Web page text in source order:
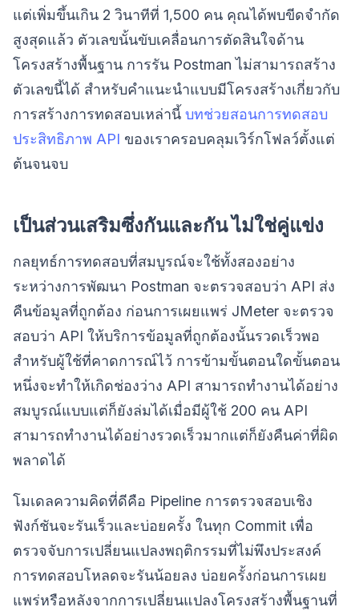
แต่เพิ่มขึ้นเกิน 2 วินาทีที่ 1,500 คน คุณได้พบขีดจำกัด
สูงสุดแล้ว ตัวเลขนั้นขับเคลื่อนการตัดสินใจด้าน
โครงสร้างพื้นฐาน การรัน Postman ไม่สามารถสร้าง
ตัวเลขนี้ได้ สำหรับคำแนะนำแบบมีโครงสร้างเกี่ยวกับ
การสร้างการทดสอบเหล่านี้ บทช่วยสอนการทดสอบ
ประสิทธิภาพ API ของเราครอบคลุมเวิร์กโฟลว์ตั้งแต่
ต้นจนจบ
เป็นส่วนเสริมซึ่งกันและกัน ไม่ใช่คู่แข่ง
กลยุทธ์การทดสอบที่สมบูรณ์จะใช้ทั้งสองอย่าง
ระหว่างการพัฒนา Postman จะตรวจสอบว่า API ส่ง
คืนข้อมูลที่ถูกต้อง ก่อนการเผยแพร่ JMeter จะตรวจ
สอบว่า API ให้บริการข้อมูลที่ถูกต้องนั้นรวดเร็วพอ
สำหรับผู้ใช้ที่คาดการณ์ไว้ การข้ามขั้นตอนใดขั้นตอน
หนึ่งจะทำให้เกิดช่องว่าง API สามารถทำงานได้อย่าง
สมบูรณ์แบบแต่ก็ยังล่มได้เมื่อมีผู้ใช้ 200 คน API
สามารถทำงานได้อย่างรวดเร็วมากแต่ก็ยังคืนค่าที่ผิด
พลาดได้
โมเดลความคิดที่ดีคือ Pipeline การตรวจสอบเชิง
ฟังก์ชันจะรันเร็วและบ่อยครั้ง ในทุก Commit เพื่อ
ตรวจจับการเปลี่ยนแปลงพฤติกรรมที่ไม่พึงประสงค์
การทดสอบโหลดจะรันน้อยลง บ่อยครั้งก่อนการเผย
แพร่หรือหลังจากการเปลี่ยนแปลงโครงสร้างพื้นฐานที่